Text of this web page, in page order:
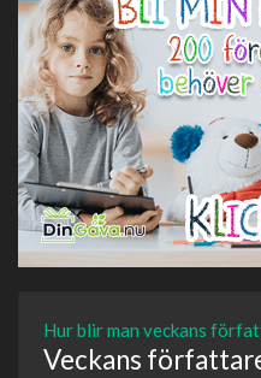
Hur blir man veckans
Veckans